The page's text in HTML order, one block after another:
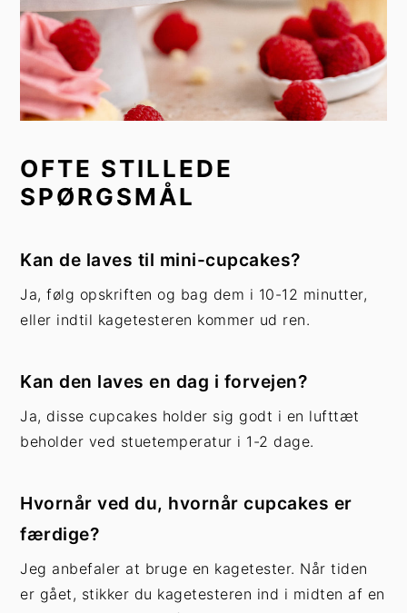
OFTE STILLEDE
SPØRGSMÅL
Kan de laves til mini-cupcakes?
Ja, følg opskriften og bag dem i 10-12 minutter,
eller indtil kagetesteren kommer ud ren.
Kan den laves en dag i forvejen?
Ja, disse cupcakes holder sig godt i en lufttæt
beholder ved stuetemperatur i 1-2 dage.
Hvornår ved du, hvornår cupcakes er
færdige?
Jeg anbefaler at bruge en kagetester. Når tiden
er gået, stikker du kagetesteren ind i midten af en